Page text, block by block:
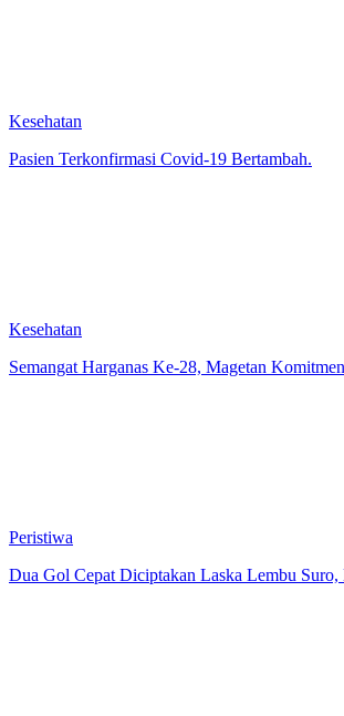
Kesehatan
Pasien Terkonfirmasi Covid-19 Bertambah.
Kesehatan
Semangat Harganas Ke-28, Magetan
Peristiwa
Dua Gol Cepat Diciptakan Laska Lembu Suro,